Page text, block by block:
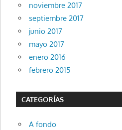
noviembre 2017
septiembre 2017
junio 2017
mayo 2017
enero 2016
febrero 2015
CATEGORÍAS
A fondo